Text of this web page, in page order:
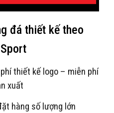
đá thiết kế theo
thiết kế logo – miễn phí
xuất
hàng số lượng lớn